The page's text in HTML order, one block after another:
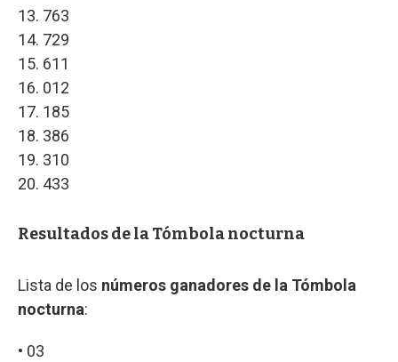
13. 763
14. 729
15. 611
16. 012
17. 185
18. 386
19. 310
20. 433
Resultados de la Tómbola nocturna
Lista de los números ganadores de la Tómbola
nocturna:
• 03